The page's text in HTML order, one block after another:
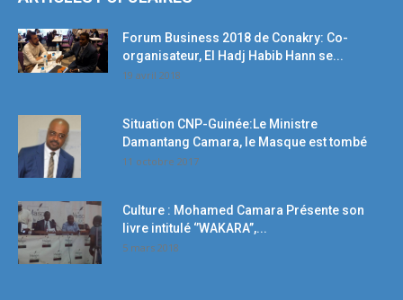
Forum Business 2018 de Conakry: Co-
organisateur, El Hadj Habib Hann se...
19 avril 2018
Situation CNP-Guinée:Le Ministre
Damantang Camara, le Masque est tombé
11 octobre 2017
Culture : Mohamed Camara Présente son
livre intitulé ‘’WAKARA’’,...
5 mars 2018